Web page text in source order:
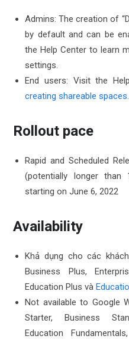
Admins: The creation of
by default and can be
the Help Center to learn
settings.
End users: Visit the
creating shareable spaces.
Rollout pace
Rapid and Scheduled
(potentially longer
starting on June 6, 2022
Availability
Khả dụng cho các
Business Plus,
Education Plus và
Not available to Google
Starter, Business
Education